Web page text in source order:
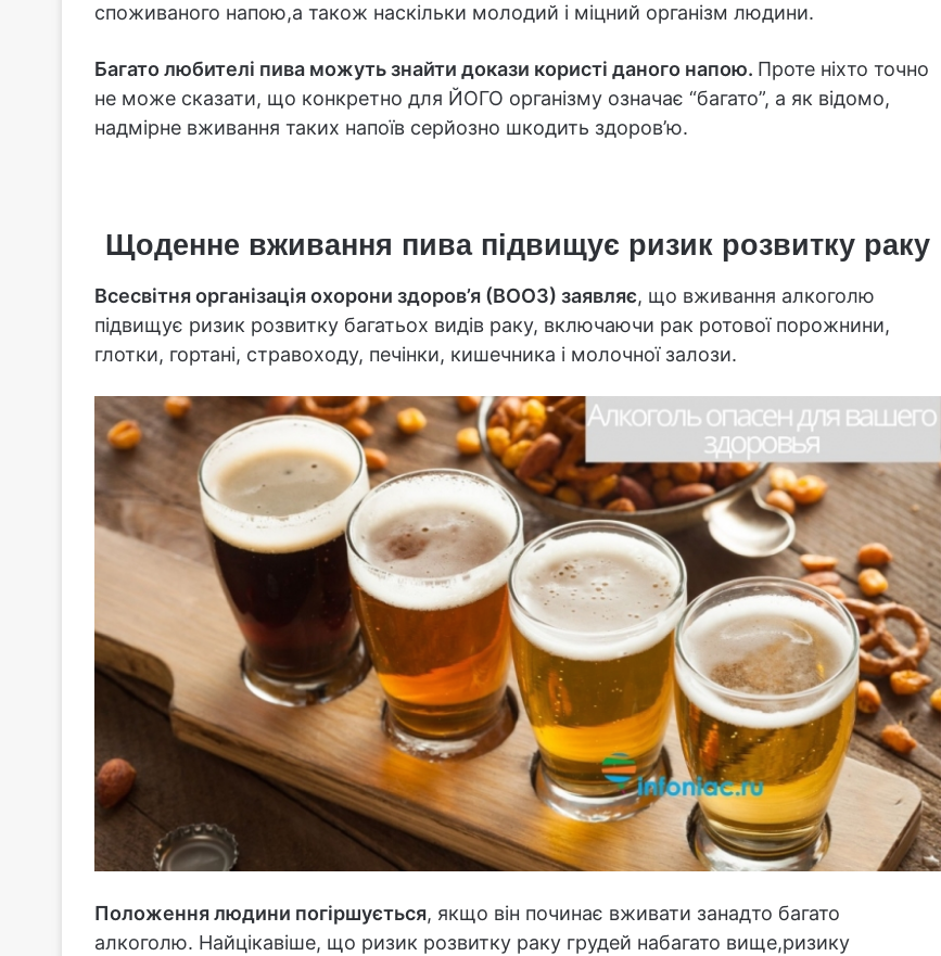
споживаного напою,а також наскільки молодий і міцний організм людини.
Багато любителі пива можуть знайти докази користі даного напою. Проте ніхто точно
не може сказати, що конкретно для ЙОГО організму означає “багато”, а як відомо,
надмірне вживання таких напоїв серйозно шкодить здоров’ю.
Щоденне вживання пива підвищує ризик розвитку раку
Всесвітня організація охорони здоров’я (ВООЗ) заявляє, що вживання алкоголю
підвищує ризик розвитку багатьох видів раку, включаючи рак ротової порожнини,
глотки, гортані, стравоходу, печінки, кишечника і молочної залози.
Положення людини погіршується, якщо він починає вживати занадто багато
алкоголю. Найцікавіше, що ризик розвитку раку грудей набагато вище,ризику